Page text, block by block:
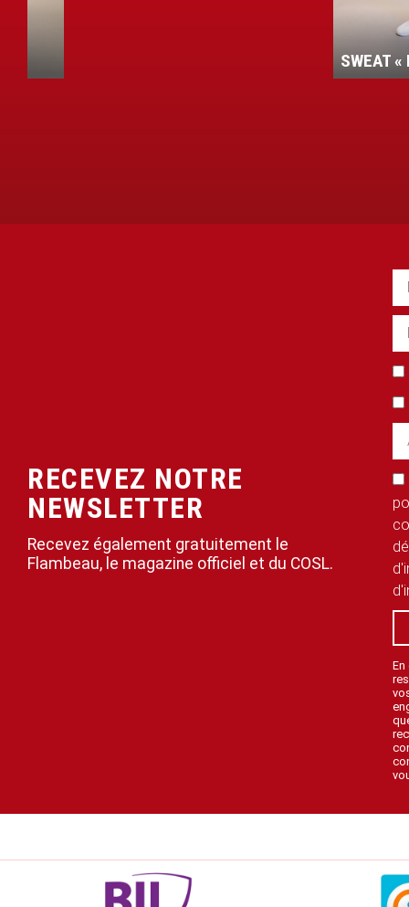
RECEVEZ NOTRE
NEWSLETTER
Recevez également gratuitement le
Flambeau, le magazine officiel et du COSL.